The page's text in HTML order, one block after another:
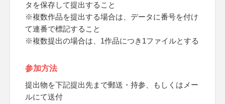
タを保存して提出すること
※複数作品を提出する場合は、データに番号を付け
て連番で標記すること
※複数提出の場合は、1作品につき1ファイルとする
参加方法
提出物を下記提出先まで郵送・持参、もしくはメー
ルにて送付